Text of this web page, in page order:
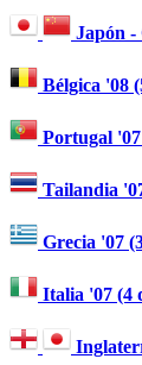
Japón -
Bélgica '08
Portugal
Tailandia
Grecia '07
Italia '07 (4